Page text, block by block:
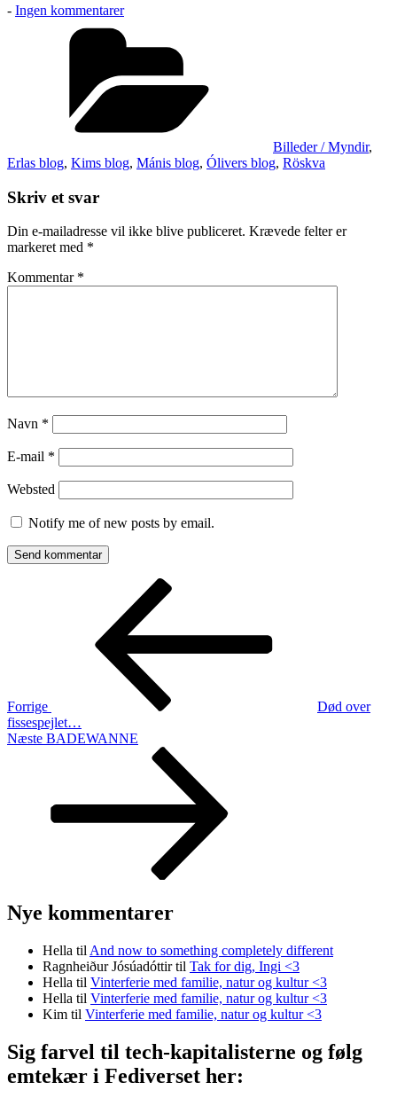
- Ingen kommentarertil
Billeder / Myndir,
Erlas blog, Kims blog, Mánis blog, Ólivers blog, Röskva
Skriv et svar
Din e-mailadresse vil ikke blive publiceret. Krævede felter er
markeret med *
Kommentar *
Navn *
E-mail *
Websted
Notify me of new posts by email.
Indlægsnavigation
Forrige
Død over
fissespejlet…
Næste
Næste BADEWANNE
Nye kommentarer
Hella til And now to something completely different
Ragnheiður Jósúadóttirtil Tak for dig, Ingi <3
Hella til Vinterferie med familie, natur og kultur <3
Hella til Vinterferie med familie, natur og kultur <3
Kim til Vinterferie med familie, natur og kultur <3
Sig farvel til tech-kapitalisterne og følg
emtekær i Fediverset her: